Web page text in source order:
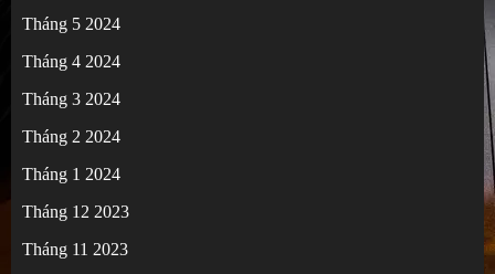
Tháng 5 2024
Tháng 4 2024
Tháng 3 2024
Tháng 2 2024
Tháng 1 2024
Tháng 12 2023
Tháng 11 2023